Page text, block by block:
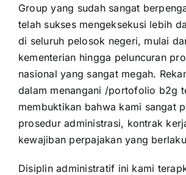
Group yang sudah sangat
telah sukses mengeksekusi lebih
di seluruh pelosok negeri, mulai
kementerian hingga peluncuran
nasional yang sangat megah.
dalam menangani /portofolio b2g
membuktikan bahwa kami sangat
prosedur administrasi, kontrak
kewajiban perpajakan yang
Disiplin administratif ini kami